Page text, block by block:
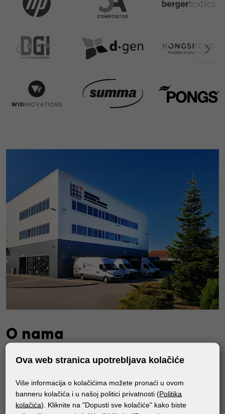
O nama
Tvrtka Fortuna Digital Group svojim partnerima pruža
strojeve te stalno radi na unapređenju usluga, širenju
asortimana i podizanju profesionalnosti poslovanja s
ciljem pružanja najbolje podrške svojim poslovnim
Ova web stranica upotrebljava kolačiće
Više informacija o kolačićima možete pronaći u ovom
banneru kolačića i u našoj politici privatnosti (Politika
kolačića). Kliknite na "Dopusti sve kolačiće" kako biste